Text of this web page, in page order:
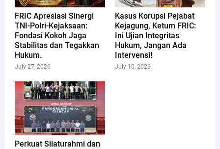
FRIC Apresiasi Sinergi
TNI-Polri-Kejaksaan:
Fondasi Kokoh Jaga
Stabilitas dan Tegakkan
Hukum.
July 27, 2026
Kasus Korupsi Pejabat
Kejagung, Ketum FRIC:
Ini Ujian Integritas
Hukum, Jangan Ada
Intervensi!
July 10, 2026
Perkuat Silaturahmi dan